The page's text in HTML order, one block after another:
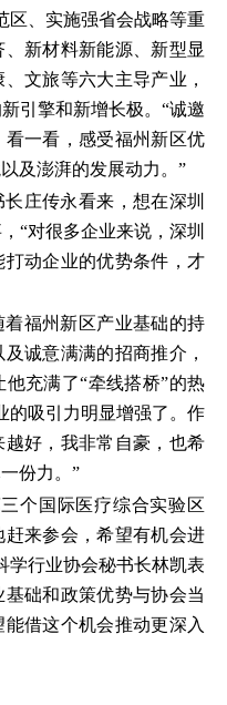
区、实施强省会战略等重
新材料新能源、新型显
文旅等六大主导产业，
引擎和新增长极。“诚邀
一看，感受福州新区优
及澎湃的发展动力。”
庄传永看来，想在深圳
“对很多企业来说，深圳
动企业的优势条件，才
福州新区产业基础的持
诚意满满的招商推介，
充满了“牵线搭桥”的热
的吸引力明显增强了。作
好，我非常自豪，也希
份力。”
个国际医疗综合实验区
来参会，希望有机会进
学行业协会秘书长林凯表
础和政策优势与协会当
借这个机会推动更深入